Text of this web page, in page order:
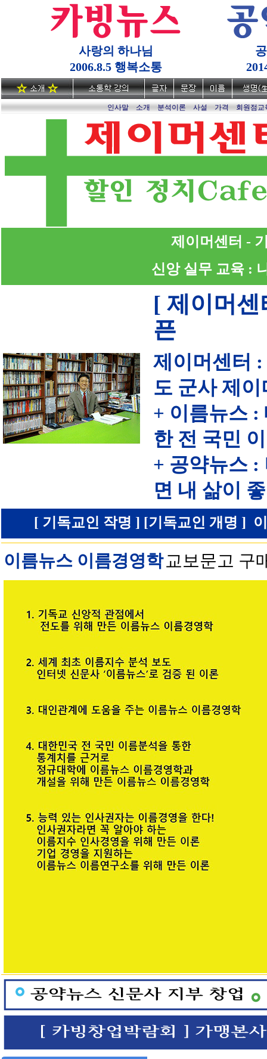
사랑의 하나님
2006.8.5 행복소통
인사말 소개 분석이론 사설 가격 회원점교
제이머센터 -
신앙 실무 교육 :
[ 제이머센
픈
제이머센터
도 군사 제
+ 이름뉴스 :
한 전 국민
+ 공약뉴스 :
면 내 삶이
[ 기독교인 작명 ] [기독교인 개명 ]
이름뉴스 이름경영학 교보문고 구